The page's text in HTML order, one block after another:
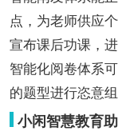
点，为老师供应
宣布课后功课，
智能化阅卷体系
的题型进行恣意组
小闲智慧教育